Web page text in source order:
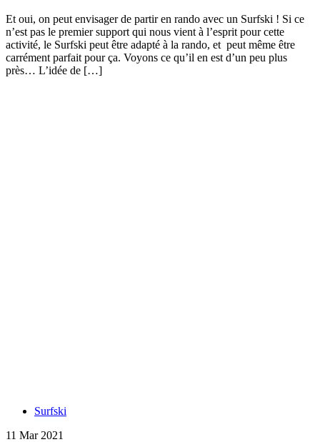
Et oui, on peut envisager de partir en rando avec un Surfski ! Si ce
n’est pas le premier support qui nous vient à l’esprit pour cette
activité, le Surfski peut être adapté à la rando, et peut même être
carrément parfait pour ça. Voyons ce qu’il en est d’un peu plus
près… L’idée de […]
Surfski
11 Mar 2021